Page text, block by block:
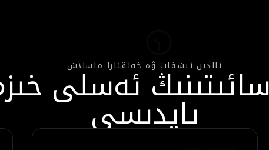
ئالدىن ئىشفات ۋە خەلقئارا ماسلاش
ئەسلى
پايدىسى